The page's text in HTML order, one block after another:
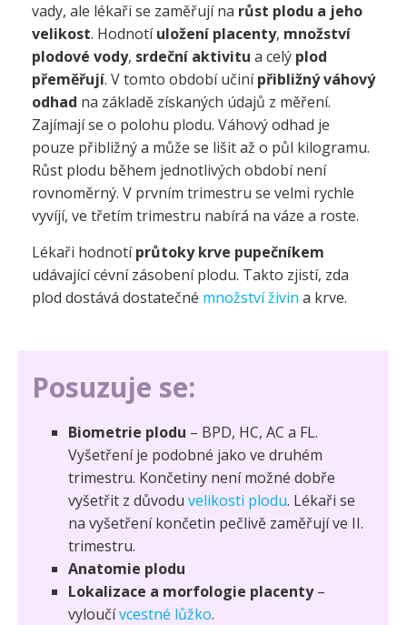
vady, ale lékaři se zaměřují na růst plodu a jeho
velikost. Hodnotíuložení placenty, množství
plodové vody, srdeční aktivitu a celý plod
přeměřují. V tomto období učinípřibližný váhový
odhad na základě získaných údajů z měření.
Zajímají se o polohu plodu. Váhový odhad je
pouze přibližný a může se lišit až o půl kilogramu.
Růst plodu během jednotlivých období není
rovnoměrný. V prvním trimestru se velmi rychle
vyvíjí, ve třetím trimestru nabírá na váze a roste.
Lékaři hodnotíprůtoky krve pupečníkem
udávající cévní zásobení plodu. Takto zjistí, zda
plod dostává dostatečné množství živin a krve.
Posuzuje se:
Biometrie plodu – BPD, HC, AC a FL.
Vyšetření je podobné jako ve druhém
trimestru. Končetiny není možné dobře
vyšetřit z důvodu velikosti plodu. Lékaři se
na vyšetření končetin pečlivě zaměřují ve II.
trimestru.
Anatomie plodu
Lokalizace a morfologie placenty–
vyloučívcestné lůžko.